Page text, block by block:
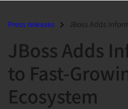
の
選
Press releases JBoss Adds Informatica
JBoss Adds
to Fast-
Ecosystem